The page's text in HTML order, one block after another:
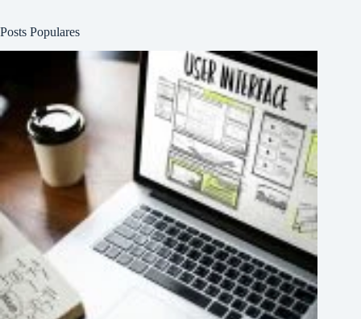
Posts Populares